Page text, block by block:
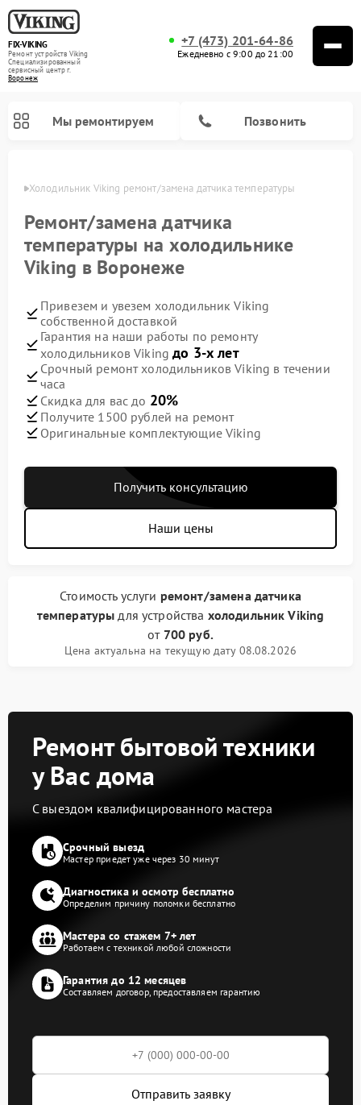
FIX-VIKING
Ремонт устройств Viking
Специализированный
cервисный центр г.
Воронеж
+7 (473) 201-64-86
Ежедневно с 9:00 до 21:00
Мы ремонтируем Позвонить
Холодильник Viking ремонт/замена датчика температуры
Ремонт/замена датчика
температуры на холодильнике
Viking в Воронеже
Привезем и увезем холодильник Viking
собственной доставкой
Гарантия на наши работы по ремонту
холодильников Vikingдо 3-х лет
Срочный ремонт холодильников Viking в течении
часа
Скидка для вас до 20%
Получите 1500 рублей на ремонт
Оригинальные комплектующие Viking
Получить консультацию
Наши цены
Стоимость услуги ремонт/замена датчика
температуры для устройства холодильник Viking
от 700 руб.
Цена актуальна на текущую дату 08.08.2026
Ремонт бытовой техники
у Вас дома
С выездом квалифицированного мастера
Срочный выезд
Мастер приедет уже через 30 минут
Диагностика и осмотр бесплатно
Определим причину поломки бесплатно
Мастера со стажем 7+ лет
Работаем с техникой любой сложности
Гарантия до 12 месяцев
Составляем договор, предоставляем гарантию
Отправить заявку